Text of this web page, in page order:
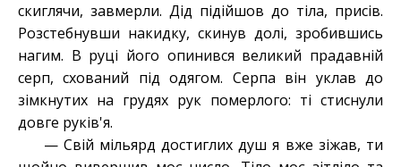
скиглячи, завмерли. Дід підійшов до тіла, присів.
Розстебнувши накидку, скинув долі, зробившись
нагим. В руці його опинився великий прадавній
серп, схований під одягом. Серпа він уклав до
зімкнутих на грудях рук померлого: ті стиснули
довге руків'я.
— Свій мільярд достиглих душ я вже зіжав, ти